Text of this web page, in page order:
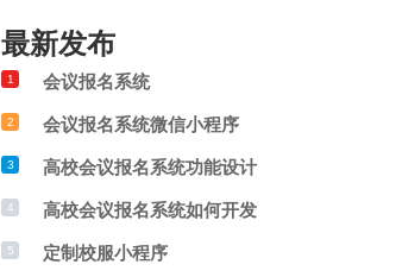
最新发布
1 会议报名系统
2 会议报名系统微信小程序
3 高校会议报名系统功能设计
4 高校会议报名系统如何开发
5 定制校服小程序